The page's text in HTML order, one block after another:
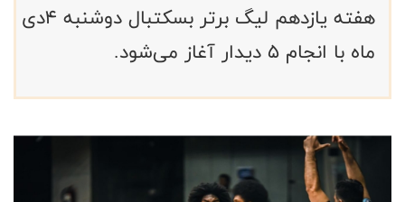
هفته یازدهم لیگ برتر بسکتبال دوشنبه ۴دی
ماه با انجام ۵ دیدار آغاز می‌شود.